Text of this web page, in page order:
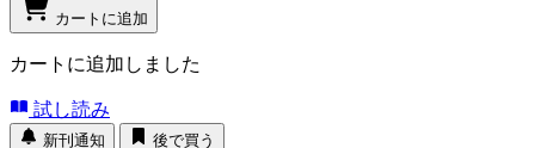
カートに追加
カートに追加しました
試し読み
新刊通知 後で買う